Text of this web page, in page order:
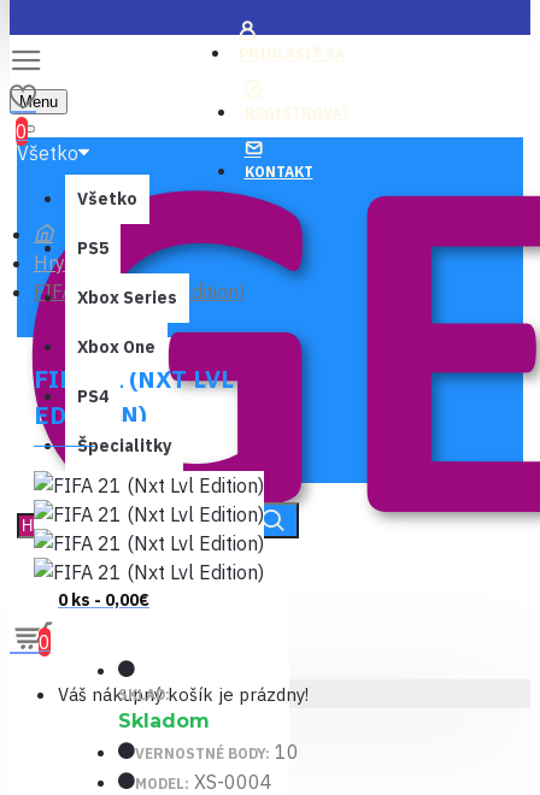
PRIHLÁSIŤ SA
REGISTROVAŤ
KONTAKT
Menu
0
0 ks - 0,00€
0
Váš nákupný košík je prázdny!
Všetko
Všetko
PS5
Xbox Series
Xbox One
PS4
Špecialitky
Hry
FIFA 21 (Nxt Lvl Edition)
FIFA 21 (NXT LVL
EDITION)
SKLAD:
Skladom
VERNOSTNÉ BODY: 10
MODEL: XS-0004